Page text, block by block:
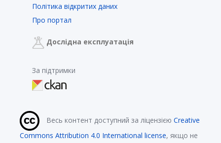
Політика відкритих даних
Про портал
Дослідна експлуатація
За підтримки
Весь контент доступний за ліцензією Creative
Commons Attribution 4.0 International license, якщо не